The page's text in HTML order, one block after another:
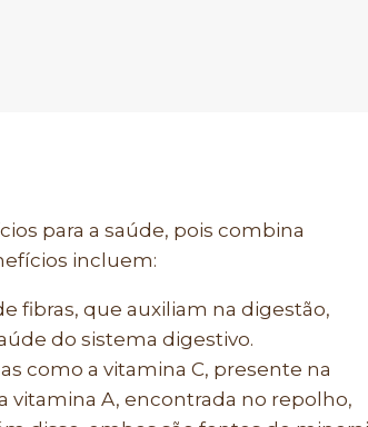
para a saúde, pois combina
incluem:
fibras, que auxiliam na digestão,
do sistema digestivo.
como a vitamina C, presente na
vitamina A, encontrada no repolho,